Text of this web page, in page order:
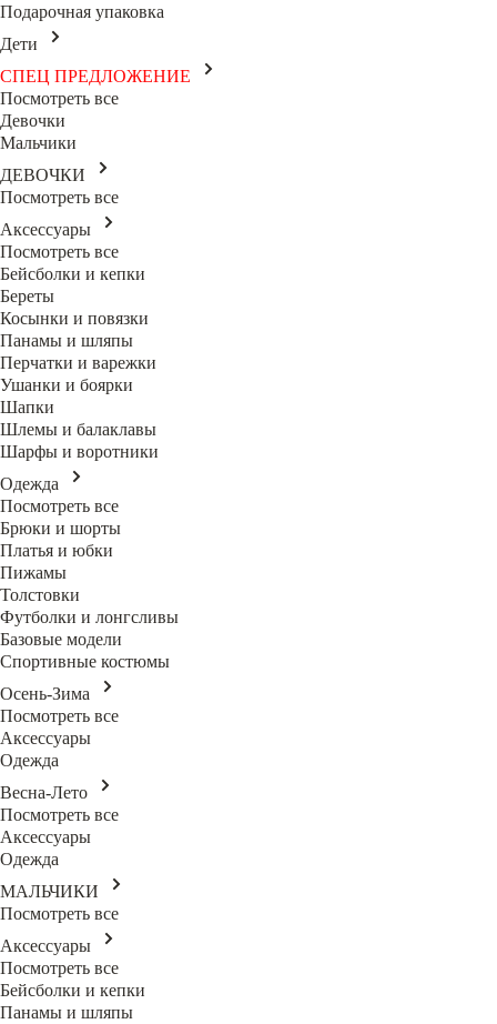
Подарочная упаковка
Дети
СПЕЦ ПРЕДЛОЖЕНИЕ
Посмотреть все
Девочки
Мальчики
ДЕВОЧКИ
Посмотреть все
Аксессуары
Посмотреть все
Бейсболки и кепки
Береты
Косынки и повязки
Панамы и шляпы
Перчатки и варежки
Ушанки и боярки
Шапки
Шлемы и балаклавы
Шарфы и воротники
Одежда
Посмотреть все
Брюки и шорты
Платья и юбки
Пижамы
Толстовки
Футболки и лонгсливы
Базовые модели
Спортивные костюмы
Осень-Зима
Посмотреть все
Аксессуары
Одежда
Весна-Лето
Посмотреть все
Аксессуары
Одежда
МАЛЬЧИКИ
Посмотреть все
Аксессуары
Посмотреть все
Бейсболки и кепки
Панамы и шляпы